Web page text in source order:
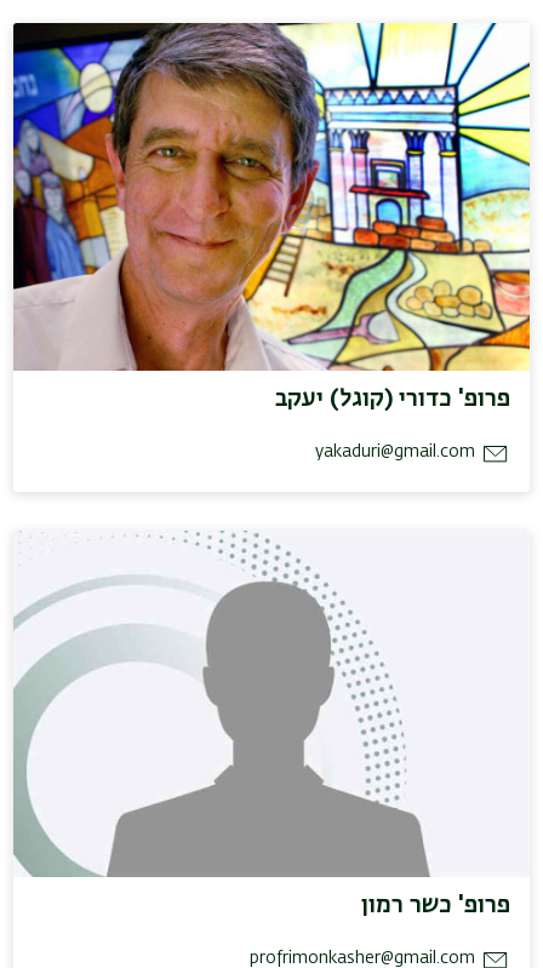
פרופ' כדורי (קוגל) יעקב
yakaduri@gmail.com
פרופ' כשר רמון
profrimonkasher@gmail.com